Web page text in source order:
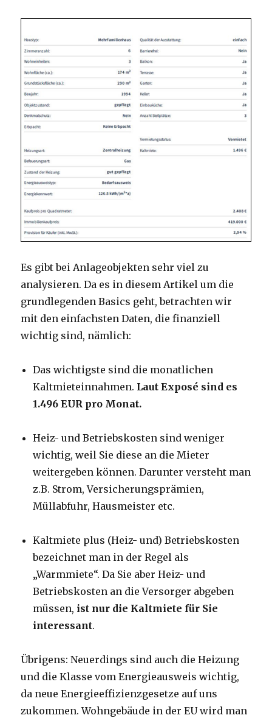
Es gibt bei Anlageobjekten sehr viel zu
analysieren. Da es in diesem Artikel um die
grundlegenden Basics geht, betrachten wir
mit den einfachsten Daten, die finanziell
wichtig sind, nämlich:
Das wichtigste sind die monatlichen
Kaltmieteinnahmen. Laut Exposé sind es
1.496 EUR pro Monat.
Heiz- und Betriebskosten sind weniger
wichtig, weil Sie diese an die Mieter
weitergeben können. Darunter versteht man
z.B. Strom, Versicherungsprämien,
Müllabfuhr, Hausmeister etc.
Kaltmiete plus (Heiz- und) Betriebskosten
bezeichnet man in der Regel als
„Warmmiete“. Da Sie aber Heiz- und
Betriebskosten an die Versorger abgeben
müssen, ist nur die Kaltmiete für Sie
interessant.
Übrigens: Neuerdings sind auch die Heizung
und die Klasse vom Energieausweis wichtig,
da neue Energieeffizienzgesetze auf uns
zukommen. Wohngebäude in der EU wird man